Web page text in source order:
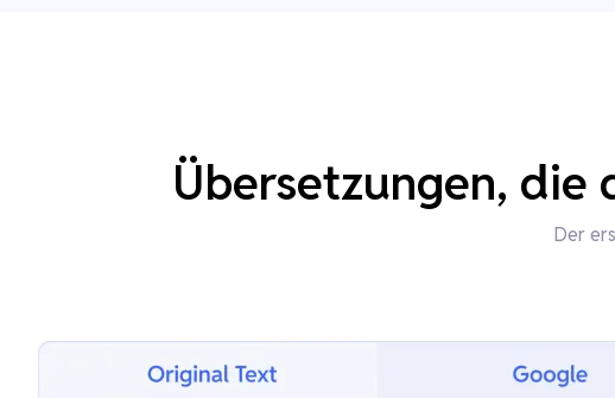
Übersetzungen, die
Der